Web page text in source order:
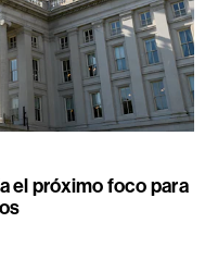
el próximo foco para